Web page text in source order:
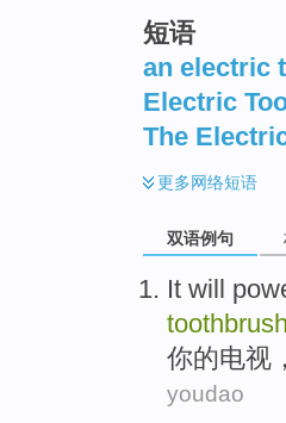
短语
an electric
Electric
The
更多网络短语
双语例句
It will
toothbrush
你的电视 ，
youdao